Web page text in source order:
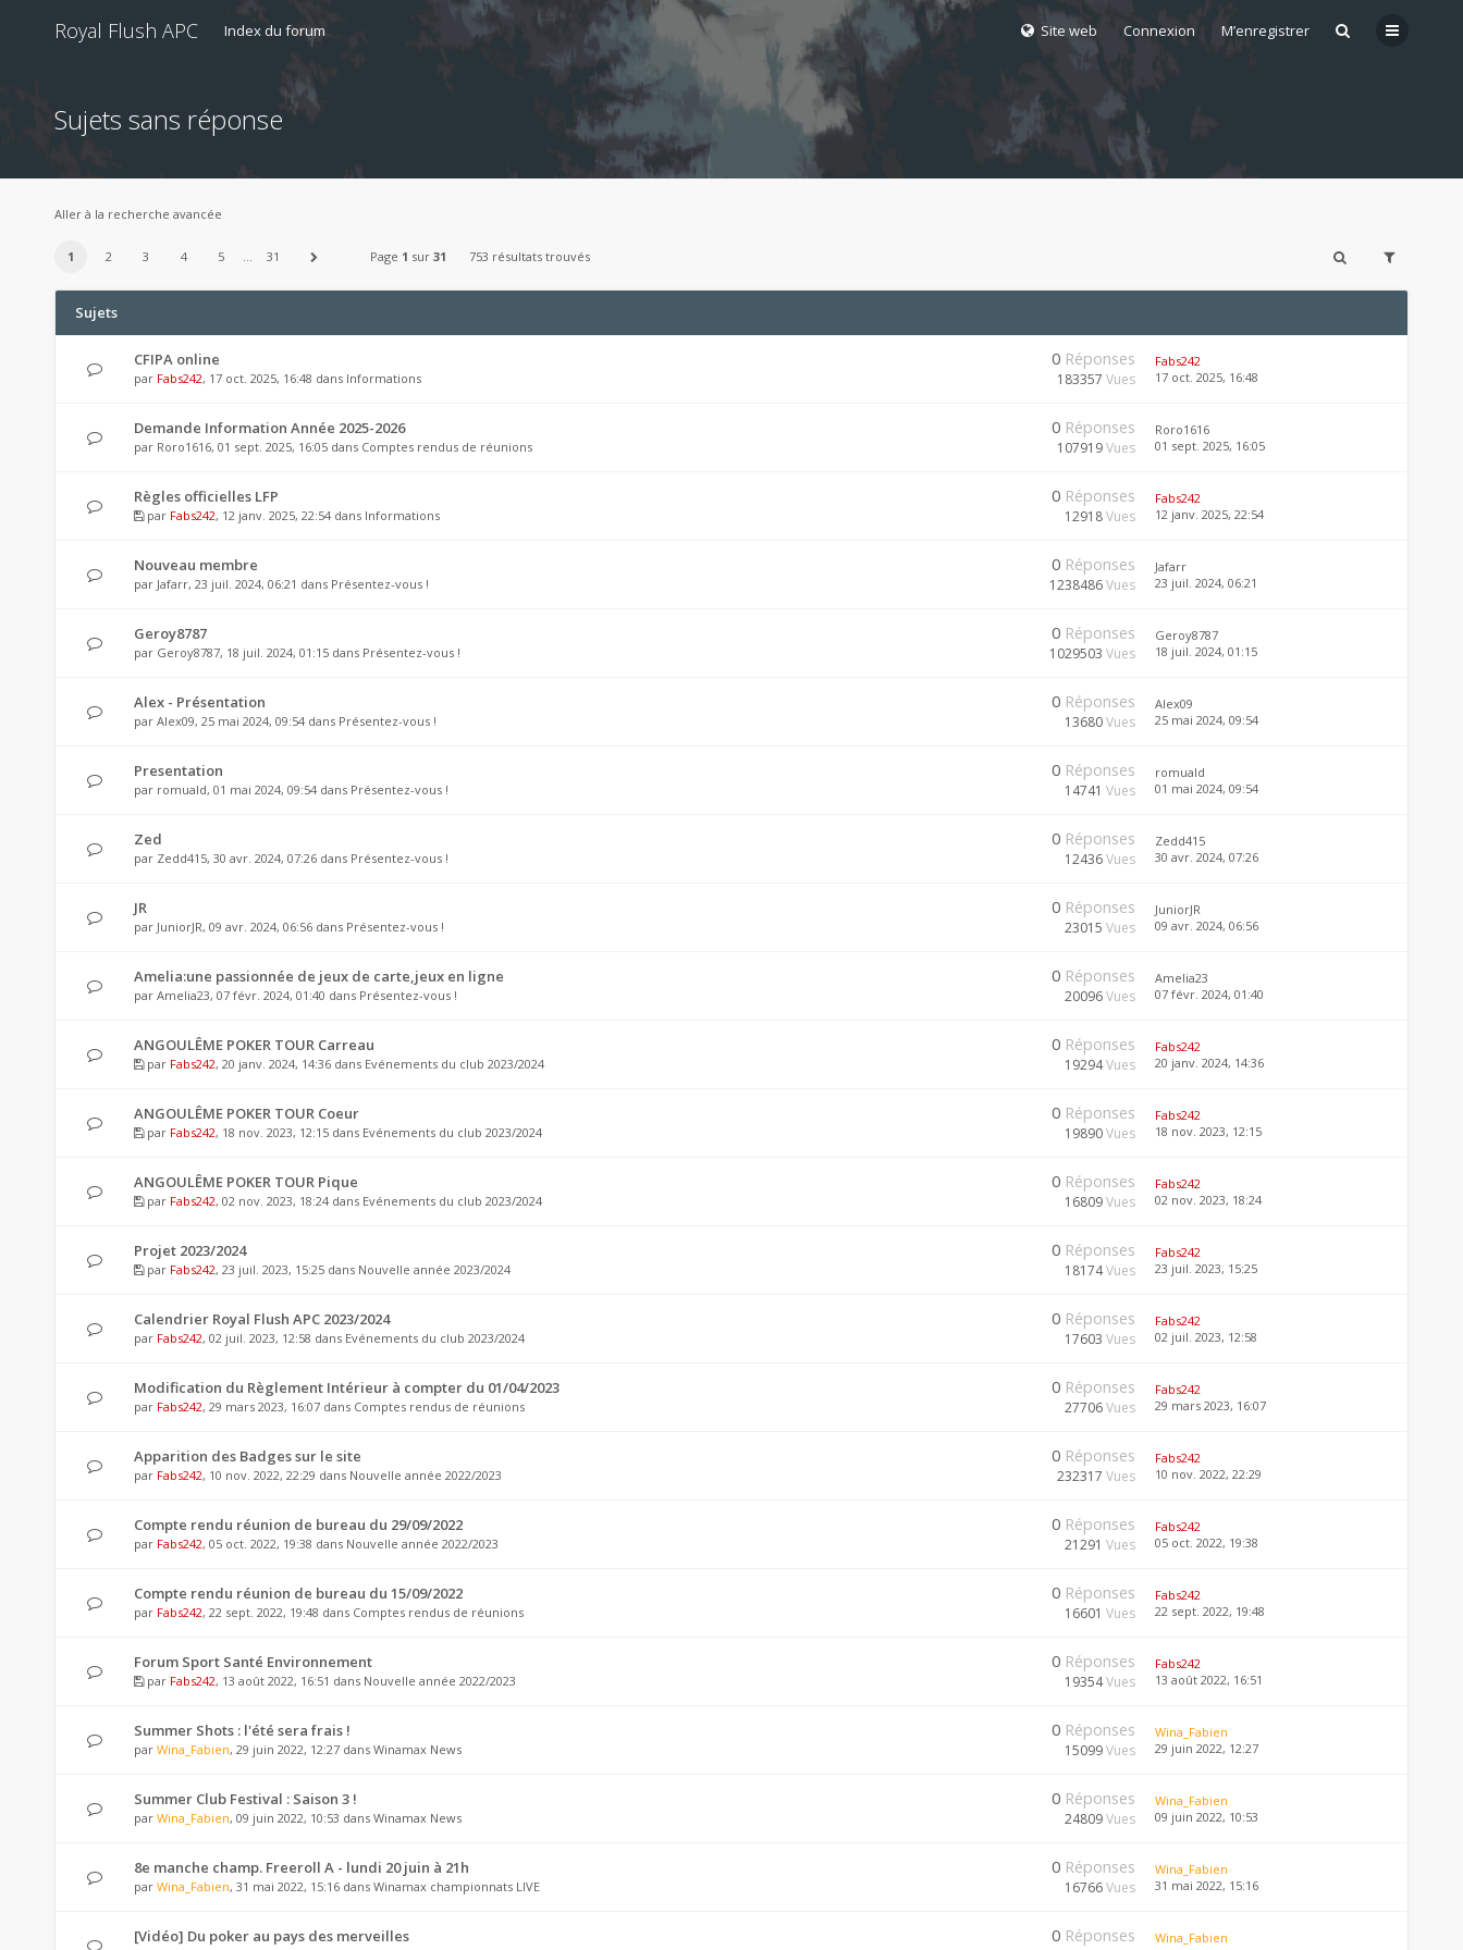
Royal Flush APC Site web Connexion M’enregistrer
Index du forum
Sujets sans réponse
Aller à la recherche avancée
1 2 3 4 5 … 31 Page 1 sur 31 753 résultats trouvés
Sujets
CFIPA online
par Fabs242, 17 oct. 2025, 16:48 dans Informations
0 Réponses
183357 Vues
Fabs242
17 oct. 2025, 16:48
Demande Information Année 2025-2026
par Roro1616, 01 sept. 2025, 16:05 dans Comptes rendus de réunions
0 Réponses
107919Vues
Roro1616
01 sept. 2025, 16:05
Règles officielles LFP
par Fabs242, 12 janv. 2025, 22:54 dans Informations
0 Réponses
12918Vues
Fabs242
12 janv. 2025, 22:54
Nouveau membre
par Jafarr, 23 juil. 2024, 06:21 dans Présentez-vous !
0 Réponses
1238486Vues
Jafarr
23 juil. 2024, 06:21
Geroy8787
par Geroy8787, 18 juil. 2024, 01:15 dans Présentez-vous !
0 Réponses
1029503 Vues
Geroy8787
18 juil. 2024, 01:15
Alex - Présentation
par Alex09, 25 mai 2024, 09:54 dans Présentez-vous !
0 Réponses
13680Vues
Alex09
25 mai 2024, 09:54
Presentation
par romuald, 01 mai 2024, 09:54 dans Présentez-vous !
0 Réponses
14741 Vues
romuald
01 mai 2024, 09:54
Zed
par Zedd415, 30 avr. 2024, 07:26 dans Présentez-vous !
0 Réponses
12436Vues
Zedd415
30 avr. 2024, 07:26
JR
par JuniorJR, 09 avr. 2024, 06:56 dans Présentez-vous !
0 Réponses
23015 Vues
JuniorJR
09 avr. 2024, 06:56
Amelia:une passionnée de jeux de carte,jeux en ligne
par Amelia23, 07 févr. 2024, 01:40 dans Présentez-vous !
0 Réponses
20096Vues
Amelia23
07 févr. 2024, 01:40
ANGOULÊME POKER TOUR Carreau
par Fabs242, 20 janv. 2024, 14:36 dans Evénements du club 2023/2024
0 Réponses
19294Vues
Fabs242
20 janv. 2024, 14:36
ANGOULÊME POKER TOUR Coeur
par Fabs242, 18 nov. 2023, 12:15 dans Evénements du club 2023/2024
0 Réponses
19890Vues
Fabs242
18 nov. 2023, 12:15
ANGOULÊME POKER TOUR Pique
par Fabs242, 02 nov. 2023, 18:24 dans Evénements du club 2023/2024
0 Réponses
16809Vues
Fabs242
02 nov. 2023, 18:24
Projet 2023/2024
par Fabs242, 23 juil. 2023, 15:25 dans Nouvelle année 2023/2024
0 Réponses
18174Vues
Fabs242
23 juil. 2023, 15:25
Calendrier Royal Flush APC 2023/2024
par Fabs242, 02 juil. 2023, 12:58 dans Evénements du club 2023/2024
0 Réponses
17603 Vues
Fabs242
02 juil. 2023, 12:58
Modification du Règlement Intérieur à compter du 01/04/2023
par Fabs242, 29 mars 2023, 16:07 dans Comptes rendus de réunions
0 Réponses
27706Vues
Fabs242
29 mars 2023, 16:07
Apparition des Badges sur le site
par Fabs242, 10 nov. 2022, 22:29 dans Nouvelle année 2022/2023
0 Réponses
232317 Vues
Fabs242
10 nov. 2022, 22:29
Compte rendu réunion de bureau du 29/09/2022
par Fabs242, 05 oct. 2022, 19:38 dans Nouvelle année 2022/2023
0 Réponses
21291 Vues
Fabs242
05 oct. 2022, 19:38
Compte rendu réunion de bureau du 15/09/2022
par Fabs242, 22 sept. 2022, 19:48 dans Comptes rendus de réunions
0 Réponses
16601 Vues
Fabs242
22 sept. 2022, 19:48
Forum Sport Santé Environnement
par Fabs242, 13 août 2022, 16:51 dans Nouvelle année 2022/2023
0 Réponses
19354Vues
Fabs242
13 août 2022, 16:51
Summer Shots : l'été sera frais !
par Wina_Fabien, 29 juin 2022, 12:27 dans Winamax News
0 Réponses
15099Vues
Wina_Fabien
29 juin 2022, 12:27
Summer Club Festival : Saison 3 !
par Wina_Fabien, 09 juin 2022, 10:53 dans Winamax News
0 Réponses
24809Vues
Wina_Fabien
09 juin 2022, 10:53
8e manche champ. Freeroll A - lundi 20 juin à 21h
par Wina_Fabien, 31 mai 2022, 15:16 dans Winamax championnats LIVE
0 Réponses
16766Vues
Wina_Fabien
31 mai 2022, 15:16
[Vidéo] Du poker au pays des merveilles 0 Réponses
Wina_Fabien